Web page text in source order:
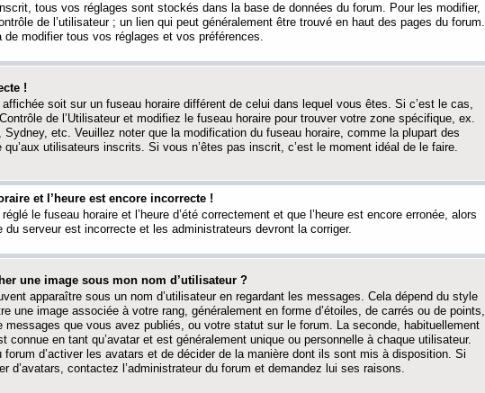
tous vos réglages sont stockés dans la base de données du forum. Pour les modifier,
de l’utilisateur ; un lien qui peut généralement être trouvé en haut des pages du forum.
modifier tous vos réglages et vos préférences.
!
affichée soit sur un fuseau horaire différent de celui dans lequel vous êtes. Si c’est le cas,
de l’Utilisateur et modifiez le fuseau horaire pour trouver votre zone spécifique, ex.
Sydney, etc. Veuillez noter que la modification du fuseau horaire, comme la plupart des
qu’aux utilisateurs inscrits. Si vous n’êtes pas inscrit, c’est le moment idéal de le faire.
et l’heure est encore incorrecte !
le fuseau horaire et l’heure d’été correctement et que l’heure est encore erronée, alors
du serveur est incorrecte et les administrateurs devront la corriger.
une image sous mon nom d’utilisateur ?
apparaître sous un nom d’utilisateur en regardant les messages. Cela dépend du style
une image associée à votre rang, généralement en forme d’étoiles, de carrés ou de points,
messages que vous avez publiés, ou votre statut sur le forum. La seconde, habituellement
connue en tant qu’avatar et est généralement unique ou personnelle à chaque utilisateur.
forum d’activer les avatars et de décider de la manière dont ils sont mis à disposition. Si
d’avatars, contactez l’administrateur du forum et demandez lui ses raisons.